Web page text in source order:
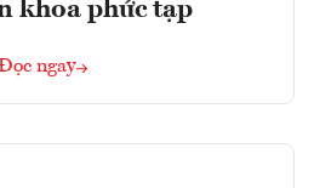
khoa phức tạp
ngay